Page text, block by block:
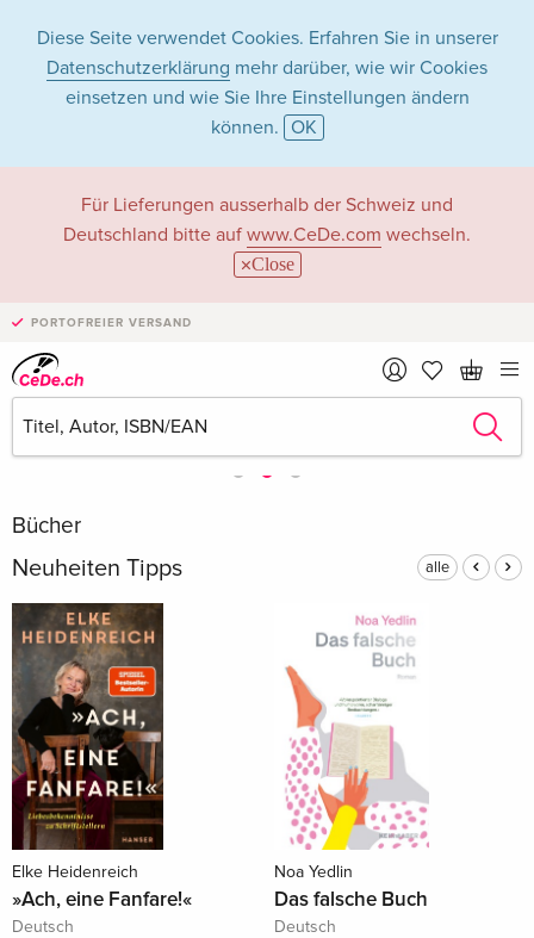
Diese Seite verwendet Cookies. Erfahren Sie in unserer
Datenschutzerklärung mehr darüber, wie wir Cookies
einsetzen und wie Sie Ihre Einstellungen ändern
können. OK
Für Lieferungen ausserhalb der Schweiz und
Deutschland bitte auf www.CeDe.com wechseln.
Close
PORTOFREIER VERSAND
Bücher
Neuheiten Tipps alle
Elke Heidenreich
»Ach, eine Fanfare!«
Deutsch
Noa Yedlin
Das falsche Buch
Deutsch